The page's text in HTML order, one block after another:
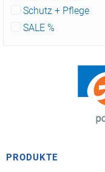
Schutz + Pflege
SALE %
PRODUKTE